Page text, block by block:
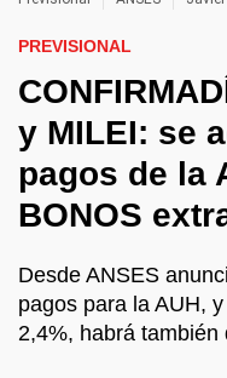
PREVISIONAL
y MILEI: se
pagos de la
BONOS
Desde ANSES
pagos para la AUH,
2,4%, habrá también